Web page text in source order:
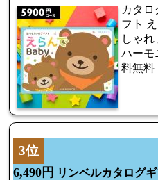
カタロ
フト
しゃ
ハーモ
料無料
3位
6,490円 リンベルカタログ